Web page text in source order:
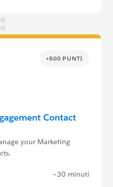
+500 PUNTI
Contact
your Marketing
~30 minuti